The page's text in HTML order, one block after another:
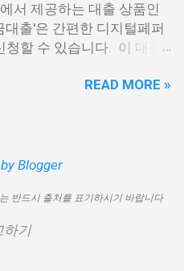
습니다. 그러나 통신사 대
다면, 무직자에게는 매우
입니다. 통신사 대출은 휴대
토대로 신용 등급을 부여하
및 통신 등급 대출이 가능
대출 상품에 대한 안내를
1. 핀크 생활비 대출 핀
소액대출 8. 웰컴저축은
9. 미래크레디트대부 10.
차담보대출 11. 결론 1. 소
2023년 3월부터 시작된 정
예산으로 가장 취약한 계
제한됩니다. 대출 기간은
에 대해 연 15.9%의 금리
서 제공하는 대출 상품인
대출'은 간편한 디지털페퍼
청할 수 있습니다. 이 대출
하며, 프리랜서 분들과 같이
500만원까지 대출 가능하
으로 정해져 있으며, 대출
득 증빙 가능한 모든 분들이
다. 페퍼스 비상금대출 이외
READ MORE »
Blogger
반드시 출처를 표기하시기 바랍니다
하기